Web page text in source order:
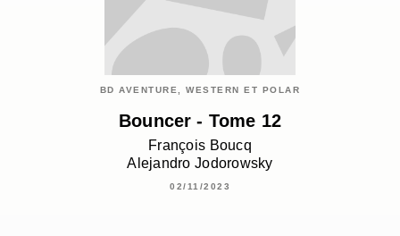
BD AVENTURE, WESTERN ET POLAR
Bouncer - Tome 12
François Boucq
Alejandro Jodorowsky
02/11/2023